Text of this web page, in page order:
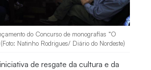
do Concurso de monografias “O
Natinho Rodrigues/ Diário do Nordeste)
de resgate da cultura e da